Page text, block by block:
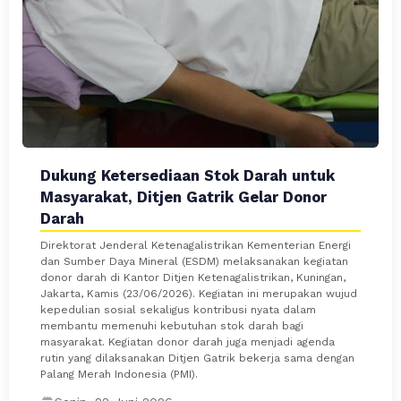
Dukung Ketersediaan Stok Darah untuk
Masyarakat, Ditjen Gatrik Gelar Donor
Darah
Direktorat Jenderal Ketenagalistrikan Kementerian Energi
dan Sumber Daya Mineral (ESDM) melaksanakan kegiatan
donor darah di Kantor Ditjen Ketenagalistrikan, Kuningan,
Jakarta, Kamis (23/06/2026). Kegiatan ini merupakan wujud
kepedulian sosial sekaligus kontribusi nyata dalam
membantu memenuhi kebutuhan stok darah bagi
masyarakat. Kegiatan donor darah juga menjadi agenda
rutin yang dilaksanakan Ditjen Gatrik bekerja sama dengan
Palang Merah Indonesia (PMI).